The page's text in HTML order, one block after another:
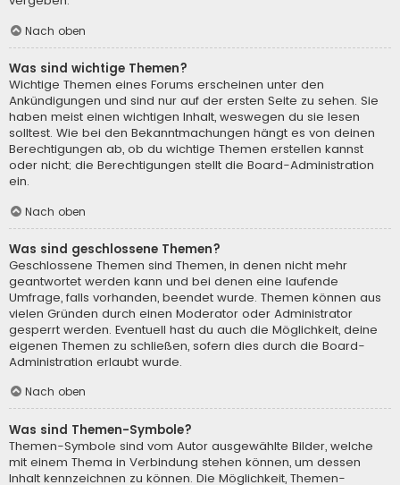
Nach oben
Was sind wichtige Themen?
Wichtige Themen eines Forums erscheinen unter den
Ankündigungen und sind nur auf der ersten Seite zu sehen. Sie
haben meist einen wichtigen Inhalt, weswegen du sie lesen
solltest. Wie bei den Bekanntmachungen hängt es von deinen
Berechtigungen ab, ob du wichtige Themen erstellen kannst
oder nicht; die Berechtigungen stellt die Board-Administration
ein.
Nach oben
Was sind geschlossene Themen?
Geschlossene Themen sind Themen, in denen nicht mehr
geantwortet werden kann und bei denen eine laufende
Umfrage, falls vorhanden, beendet wurde. Themen können aus
vielen Gründen durch einen Moderator oder Administrator
gesperrt werden. Eventuell hast du auch die Möglichkeit, deine
eigenen Themen zu schließen, sofern dies durch die Board-
Administration erlaubt wurde.
Nach oben
Was sind Themen-Symbole?
Themen-Symbole sind vom Autor ausgewählte Bilder, welche
mit einem Thema in Verbindung stehen können, um dessen
Inhalt kennzeichnen zu können. Die Möglichkeit, Themen-